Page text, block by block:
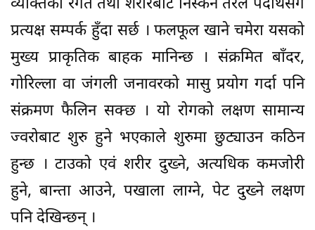
व्यक्तिको रगत तथा शरीरबाट निस्कने तरल पदार्थसँग
प्रत्यक्ष सम्पर्क हुँदा सर्छ । फलफूल खाने चमेरा यसको
मुख्य प्राकृतिक बाहक मानिन्छ । संक्रमित बाँदर,
गोरिल्ला वा जंगली जनावरको मासु प्रयोग गर्दा पनि
संक्रमण फैलिन सक्छ । यो रोगको लक्षण सामान्य
ज्वरोबाट शुरु हुने भएकाले शुरुमा छुट्याउन कठिन
हुन्छ । टाउको एवं शरीर दुख्ने, अत्यधिक कमजोरी
हुने, बान्ता आउने, पखाला लाग्ने, पेट दुख्ने लक्षण
पनि देखिन्छन् ।